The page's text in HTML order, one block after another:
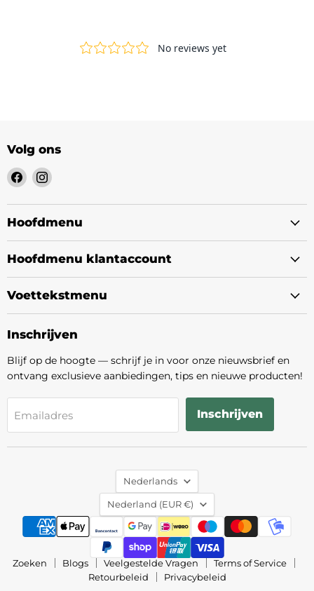
Volg ons
Vind
ons
op
Facebook
Vind
op
Instagram
Hoofdmenu
Hoofdmenu klantaccount
Voettekstmenu
Inschrijven
Blijf op de hoogte — schrijf je in voor onze nieuwsbrief en
ontvang exclusieve aanbiedingen, tips en nieuwe producten!
Emailadres Inschrijven
Taal
Nederlands
Land
Nederland (EUR €)
Zoeken Blogs Veelgestelde Vragen
Terms of Service
Retourbeleid
Privacybeleid